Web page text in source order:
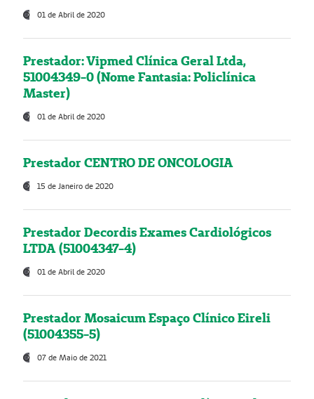
01 de Abril de 2020
Prestador: Vipmed Clínica Geral Ltda,
51004349-0 (Nome Fantasia: Policlínica
Master)
01 de Abril de 2020
Prestador CENTRO DE ONCOLOGIA
15 de Janeiro de 2020
Prestador Decordis Exames Cardiológicos
LTDA (51004347-4)
01 de Abril de 2020
Prestador Mosaicum Espaço Clínico Eireli
(51004355-5)
07 de Maio de 2021